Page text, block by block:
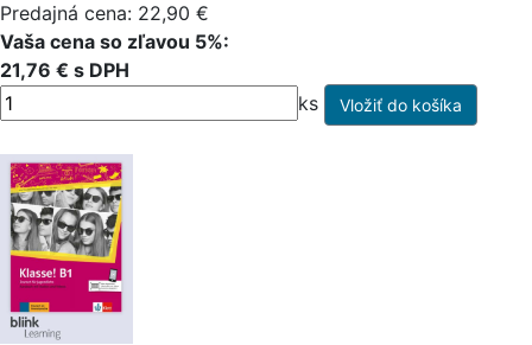
Predajná cena: 22,90 €
Vaša cena so zľavou 5%:
21,76 € s DPH
ks